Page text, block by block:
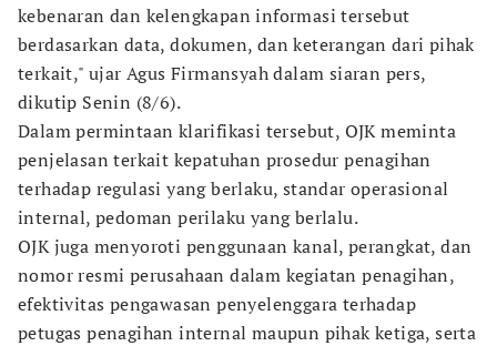
kebenaran dan kelengkapan informasi tersebut
berdasarkan data, dokumen, dan keterangan dari pihak
terkait," ujar Agus Firmansyah dalam siaran pers,
dikutip Senin (8/6).
Dalam permintaan klarifikasi tersebut, OJK meminta
penjelasan terkait kepatuhan prosedur penagihan
terhadap regulasi yang berlaku, standar operasional
internal, pedoman perilaku yang berlalu.
OJK juga menyoroti penggunaan kanal, perangkat, dan
nomor resmi perusahaan dalam kegiatan penagihan,
efektivitas pengawasan penyelenggara terhadap
petugas penagihan internal maupun pihak ketiga, serta